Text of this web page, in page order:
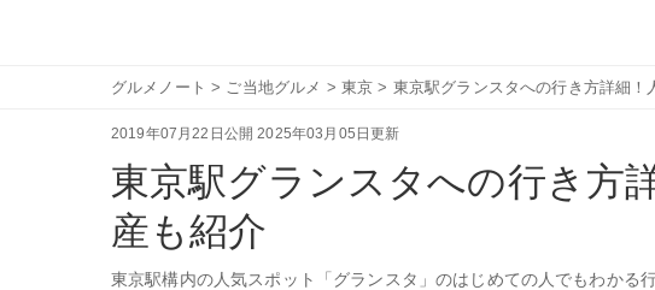
グルメノート > ご当地グルメ > 東京 > 東京駅グランスタへの行き方詳細！
2019年07月22日公開 2025年03月05日更新
東京駅グランスタへの行き方
産も紹介
東京駅構内の人気スポット「グランスタ」のはじめての人でもわかる